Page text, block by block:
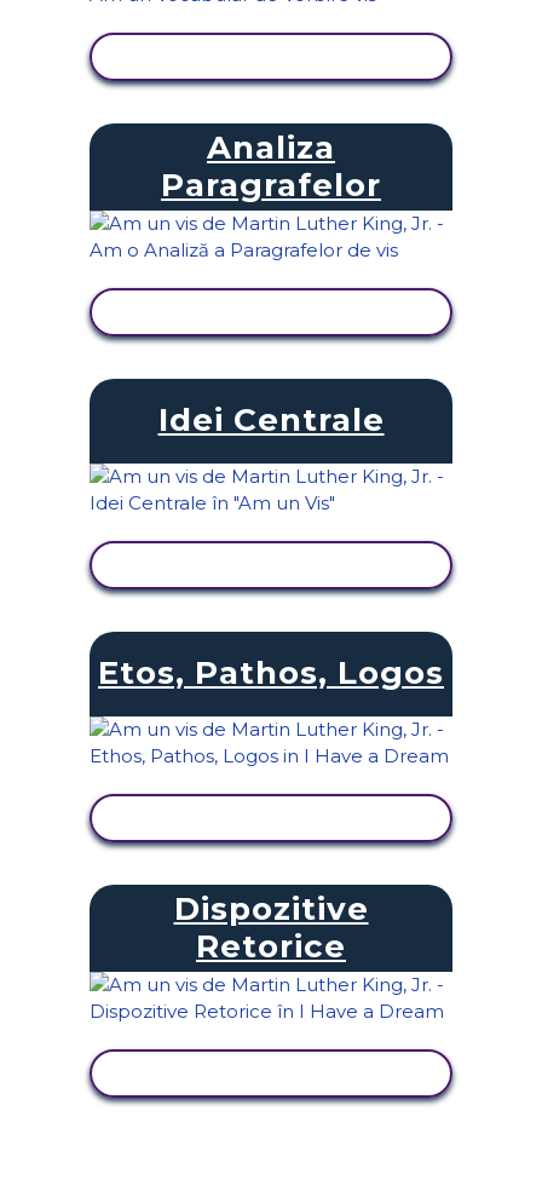
Analiza
Paragrafelor
Idei Centrale
Etos, Pathos, Logos
Dispozitive
Retorice